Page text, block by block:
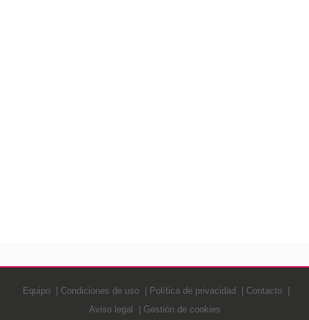
Equipo Condiciones de uso Política de privacidad
Contacto
Aviso legal
Gestión de cookies